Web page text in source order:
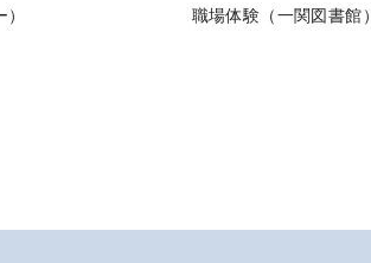
職場体験（一関図書館）